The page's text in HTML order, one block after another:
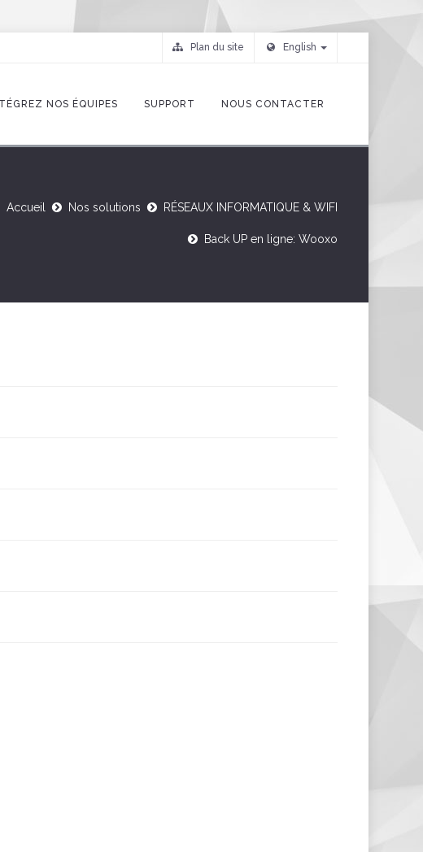
Plan du site English
NOS ÉQUIPES SUPPORT NOUS CONTACTER
Accueil Nos solutions RÉSEAUX INFORMATIQUE & WIFI
Back UP en ligne: Wooxo